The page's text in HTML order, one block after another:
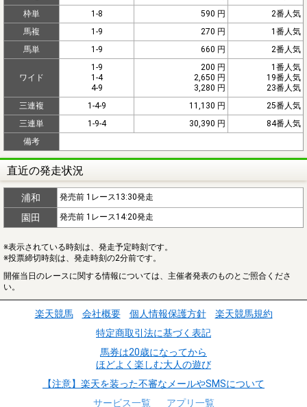
枠単
1-8 590 円
2番人気
馬複
1-9 270 円
1番人気
馬単
1-9 660 円 2番人気
ワイド
1-9
1-4
4-9
200 円
2,650 円
3,280 円
1番人気
19番人気
23番人気
三連複
1-4-9 11,130 円
25番人気
三連単
1-9-4 30,390 円
84番人気
備考
直近の発走状況
浦和 発売前 1レース13:30発走
園田 発売前 1レース14:20発走
※表示されている時刻は、発走予定時刻です。
※投票締切時刻は、発走時刻の2分前です。
開催当日のレースに関する情報については、主催者発表のものとご照合くださ
い。
楽天競馬 会社概要 個人情報保護方針
楽天競馬規約
特定商取引法に基づく表記
馬券は20歳になってから
ほどよく楽しむ大人の遊び
【注意】楽天を装った不審なメールやSMSについて
サービス一覧
アプリ一覧